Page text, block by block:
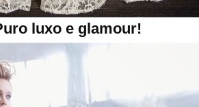
luxo e glamour!